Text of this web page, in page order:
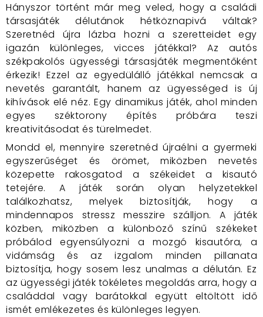
Hányszor történt már meg veled, hogy a családi
társasjáték délutánok hétköznapivá váltak?
Szeretnéd újra lázba hozni a szeretteidet egy
igazán különleges, vicces játékkal? Az autós
székpakolós ügyességi társasjáték megmentőként
érkezik! Ezzel az egyedülálló játékkal nemcsak a
nevetés garantált, hanem az ügyességed is új
kihívások elé néz. Egy dinamikus játék, ahol minden
egyes széktorony építés próbára teszi
kreativitásodat és türelmedet.
Mondd el, mennyire szeretnéd újraélni a gyermeki
egyszerűséget és örömet, miközben nevetés
közepette rakosgatod a székeidet a kisautó
tetejére. A játék során olyan helyzetekkel
találkozhatsz, melyek biztosítják, hogy a
mindennapos stressz messzire szálljon. A játék
közben, miközben a különböző színű székeket
próbálod egyensúlyozni a mozgó kisautóra, a
vidámság és az izgalom minden pillanata
biztosítja, hogy sosem lesz unalmas a délután. Ez
az ügyességi játék tökéletes megoldás arra, hogy a
családdal vagy barátokkal együtt eltöltött idő
ismét emlékezetes és különleges legyen.